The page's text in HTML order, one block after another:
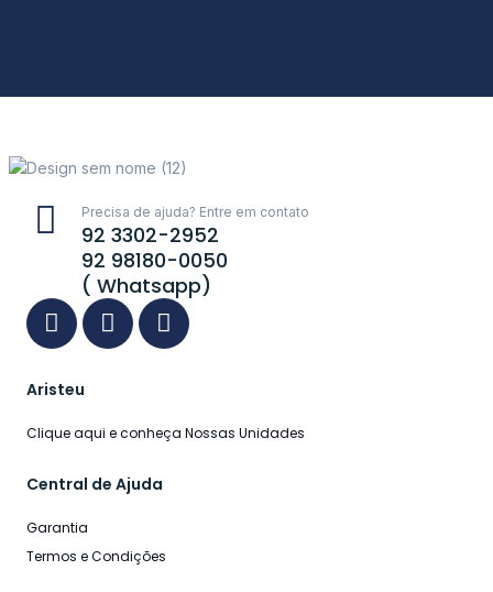
Precisa de ajuda? Entre em contato
92 3302-2952
92 98180-0050
( Whatsapp)
Aristeu
Clique aqui e conheça Nossas Unidades
Central de Ajuda
Garantia
Termos e Condições